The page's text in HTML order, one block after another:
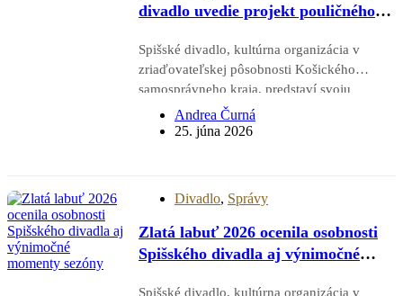
divadlo uvedie projekt pouličného
Spišské divadlo, kultúrna organizácia v
zriaďovateľskej pôsobnosti Košického
samosprávneho kraja, predstaví svoju
originálnu inscenáciu pouličného divadla
Gulliverove cesty na dvoch významných
Markušovciach.…
Andrea Čurná
25. júna 2026
Divadlo, Správy
Zlatá labuť 2026 ocenila osobnosti
Spišského divadla aj výnimočné
Spišské divadlo, kultúrna organizácia v